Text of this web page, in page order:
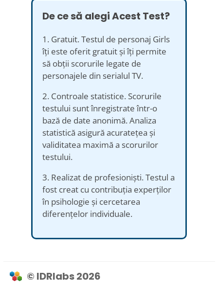
De ce să alegi Acest Test?
1. Gratuit. Testul de personaj Girls
îți este oferit gratuit și îți permite
să obții scorurile legate de
personajele din serialul TV.
2. Controale statistice. Scorurile
testului sunt înregistrate într-o
bază de date anonimă. Analiza
statistică asigură acuratețea și
validitatea maximă a scorurilor
testului.
3. Realizat de profesioniști. Testul a
fost creat cu contribuția experților
în psihologie și cercetarea
diferențelor individuale.
© IDRlabs 2026